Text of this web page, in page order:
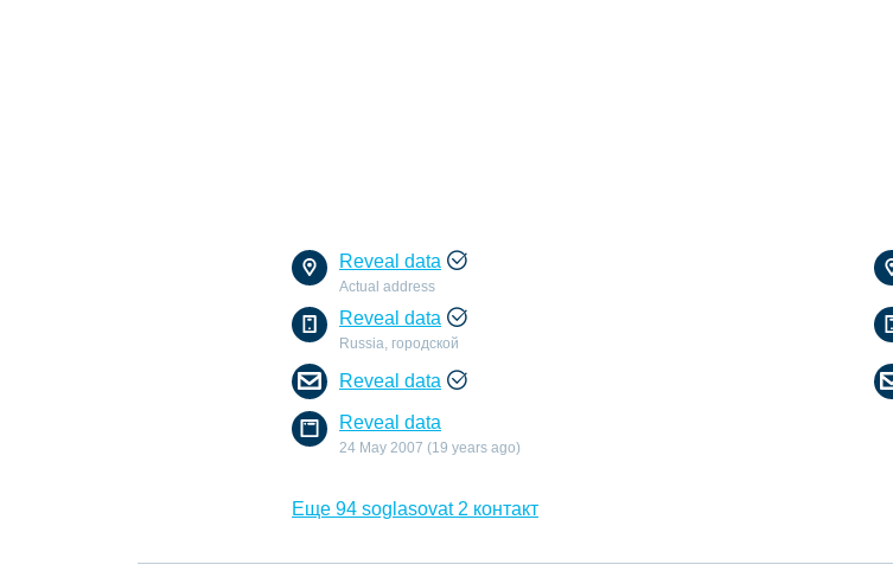
Reveal data
Actual address
Reveal data
Russia, городской
Reveal data
Reveal data
24 May 2007 (19 years ago)
Еще 94 soglasovat 2 контакт